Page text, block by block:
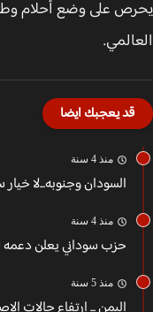
على وضع أحلام
قد يعجبك ايضا
منذ 4 سنة
السودان وجنوبه...لا خيار
منذ 4 سنة
حزب سوداني يعلن دعمه
منذ 5 سنة